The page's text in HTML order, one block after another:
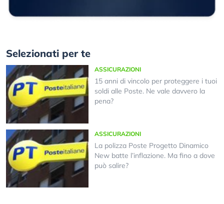
Selezionati per te
ASSICURAZIONI
15 anni di vincolo per proteggere i tuoi
soldi alle Poste. Ne vale davvero la
pena?
ASSICURAZIONI
La polizza Poste Progetto Dinamico
New batte l’inflazione. Ma fino a dove
può salire?